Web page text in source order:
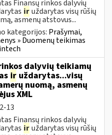
Finansų rinkos dalyvių
iruždarytas visų rūšių
asmenų atstovus...
kategorijos: Prašymai,
» Duomenų teikimas
dalyvių teikiamų
ir uždarytas...visų
nuomą, asmenų
XML
13
Finansų rinkos dalyvių
iruždarytas visų rūšių